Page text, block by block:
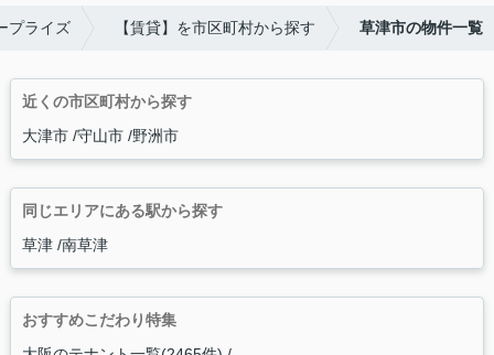
プライズ 【賃貸】を市区町村から探す 草津市の物件一覧
近くの市区町村から探す
大津市 守山市 野洲市
同じエリアにある駅から探す
草津 南草津
おすすめこだわり特集